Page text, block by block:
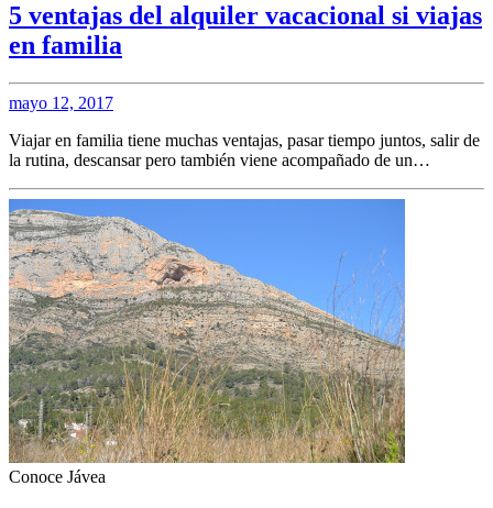
5 ventajas del alquiler vacacional si viajas
en familia
mayo 12, 2017
Viajar en familia tiene muchas ventajas, pasar tiempo juntos, salir de
la rutina, descansar pero también viene acompañado de un…
Conoce Jávea